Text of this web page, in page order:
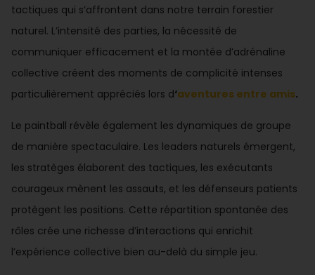
tactiques qui s’affrontent dans notre terrain forestier
naturel. L’intensité des parties, la nécessité de
communiquer efficacement et la montée d’adrénaline
collective créent des moments de complicité intenses
particulièrement appréciés lors d‘aventures entre amis.
Le paintball révèle également les dynamiques de groupe
de manière spectaculaire. Les leaders naturels émergent,
les stratèges élaborent des tactiques, les exécutants
courageux mènent les assauts, et les défenseurs patients
protègent les positions. Cette répartition spontanée des
rôles crée une richesse d’interactions qui enrichit
l’expérience collective bien au-delà du simple jeu.